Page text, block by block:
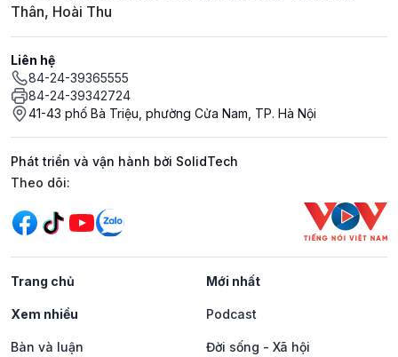
Thân, Hoài Thu
Liên hệ
84-24-39365555
84-24-39342724
41-43 phố Bà Triệu, phường Cửa Nam, TP. Hà Nội
Phát triển và vận hành bởi SolidTech
Mạng xã hội
Theo dõi:
Trang chủ Mới nhất
Xem nhiều Podcast
Bàn và luận Đời sống - Xã hội